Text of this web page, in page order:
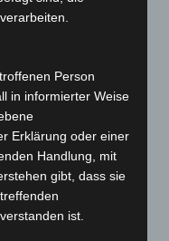
Person
in informierter Weise
Erklärung oder einer
Handlung, mit
gibt, dass sie
ist.